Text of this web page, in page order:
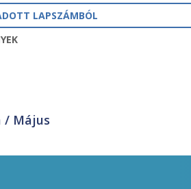
LAPSZÁMBÓL
/ Május